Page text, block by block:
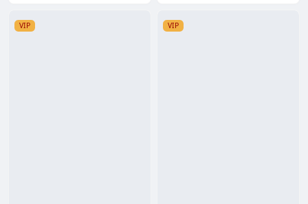
VIP VIP